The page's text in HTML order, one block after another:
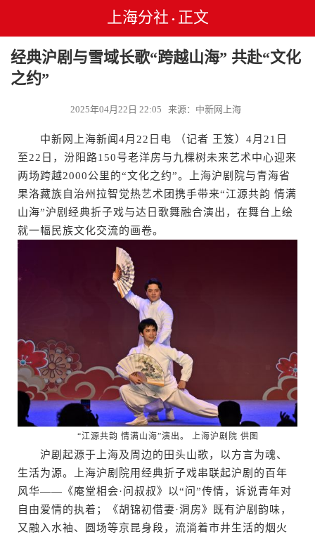
上海分社 • 正文
经典沪剧与雪域长歌“跨越山海” 共赴“文化
之约”
2025年04月22日 22:05 来源：中新网上海
中新网上海新闻4月22日电 （记者 王笈）4月21日
至22日，汾阳路150号老洋房与九棵树未来艺术中心迎来
两场跨越2000公里的“文化之约”。上海沪剧院与青海省
果洛藏族自治州拉智觉热艺术团携手带来“江源共韵 情满
山海”沪剧经典折子戏与达日歌舞融合演出，在舞台上绘
就一幅民族文化交流的画卷。
“江源共韵 情满山海”演出。 上海沪剧院 供图
沪剧起源于上海及周边的田头山歌，以方言为魂、
生活为源。上海沪剧院用经典折子戏串联起沪剧的百年
风华——《庵堂相会·问叔叔》以“问”传情，诉说青年对
自由爱情的执着；《胡锦初借妻·洞房》既有沪剧韵味，
又融入水袖、圆场等京昆身段，流淌着市井生活的烟火